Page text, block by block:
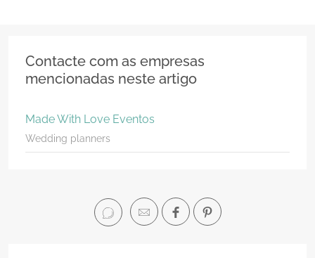
Contacte com as empresas
mencionadas neste artigo
Made With Love Eventos
Wedding planners